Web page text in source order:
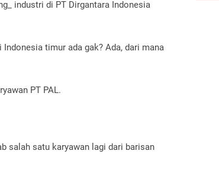
industri di PT Dirgantara Indonesia
timur ada gak? Ada, dari mana
PT PAL.
salah satu karyawan lagi dari barisan